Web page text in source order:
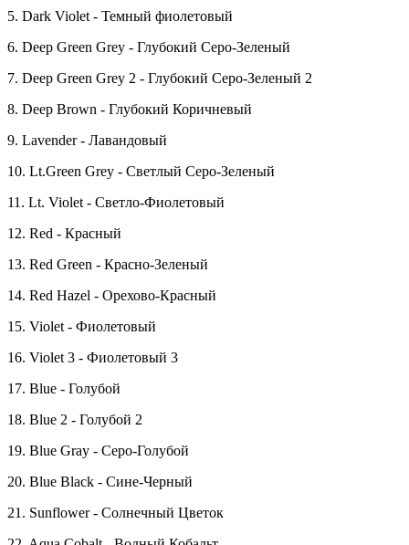
5. Dark Violet - Темный фиолетовый
6. Deep Green Grey - Глубокий Серо-Зеленый
7. Deep Green Grey 2 - Глубокий Серо-Зеленый 2
8. Deep Brown - Глубокий Коричневый
9. Lavender - Лавандовый
10. Lt.Green Grey - Светлый Серо-Зеленый
11. Lt. Violet - Светло-Фиолетовый
12. Red - Красный
13. Red Green - Красно-Зеленый
14. Red Hazel - Орехово-Красный
15. Violet - Фиолетовый
16. Violet 3 - Фиолетовый 3
17. Blue - Голубой
18. Blue 2 - Голубой 2
19. Blue Gray - Серо-Голубой
20. Blue Black - Сине-Черный
21. Sunflower - Солнечный Цветок